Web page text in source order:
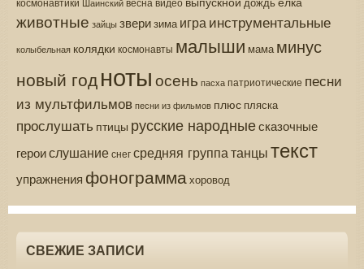
животные зайцы зверизима играинструментальные
колыбельная колядки космонавты малыши мама минус
новый годнотыосень пасха патриотические песни
из мультфильмов песни из фильмов плюс пляска
прослушать птицы русские народныесказочные
героислушаниеснегсредняя группатанцытекст
упражнения фонограммахоровод
СВЕЖИЕ ЗАПИСИ